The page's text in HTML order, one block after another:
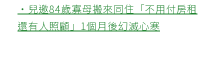
‧兒邀84歲寡母搬來同住「不用付房租
還有人照顧」1個月後幻滅心寒